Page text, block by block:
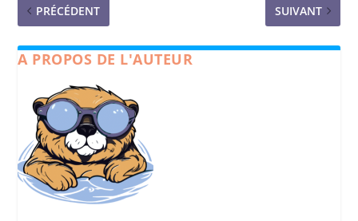
PRÉCÉDENT SUIVANT
A PROPOS DE L'AUTEUR